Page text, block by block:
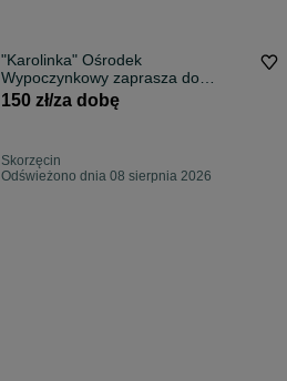
"Karolinka" Ośrodek
Wypoczynkowy zaprasza do
Skorzęcina - domki apartamenty
studia 2-6 osobowe
150 zł/za dobę
Skorzęcin
Odświeżono dnia 08 sierpnia 2026